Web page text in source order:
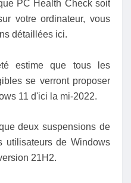
PC Health Check soit
votre ordinateur, vous
détaillées ici.
estime que tous les
se verront proposer
11 d'ici la mi-2022.
deux suspensions de
utilisateurs de Windows
21H2.